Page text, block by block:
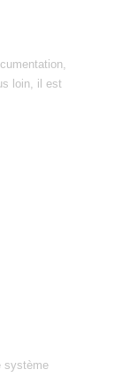
loin, il est
système